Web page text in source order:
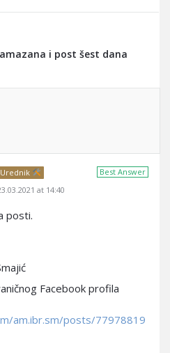
i post šest dana
Best Answer
Urednik
at 14:40
posti.
Facebook profila
am.ibr.sm/posts/77978819